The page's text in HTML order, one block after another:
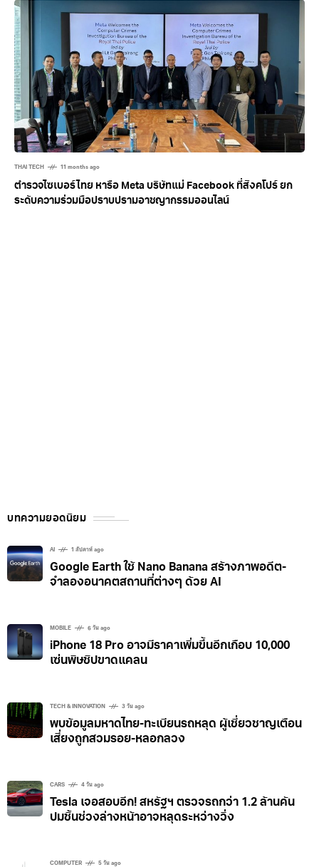
THAI TECH 11 months ago
ตำรวจไซเบอร์ไทย หารือ Meta บริษัทแม่ Facebook ที่สิงคโปร์ ยก
ระดับความร่วมมือปราบปรามอาชญากรรมออนไลน์
บทความยอดนิยม
AI 1 สัปดาห์ ago
Google Earth ใช้ Nano Banana สร้างภาพอดีต-
จำลองอนาคตสถานที่ต่างๆ ด้วย AI
MOBILE 6 วัน ago
iPhone 18 Pro อาจมีราคาเพิ่มขึ้นอีกเกือบ 10,000
เซ่นพิษชิปขาดแคลน
TECH & INNOVATION 3 วัน ago
พบข้อมูลมหาดไทย-ทะเบียนรถหลุด ผู้เชี่ยวชาญเตือน
เสี่ยงถูกสวมรอย-หลอกลวง
CARS 4 วัน ago
Tesla เจอสอบอีก! สหรัฐฯ ตรวจรถกว่า 1.2 ล้านคัน
ปมชิ้นช่วงล่างหน้าอาจหลุดระหว่างวิ่ง
COMPUTER 5 วัน ago